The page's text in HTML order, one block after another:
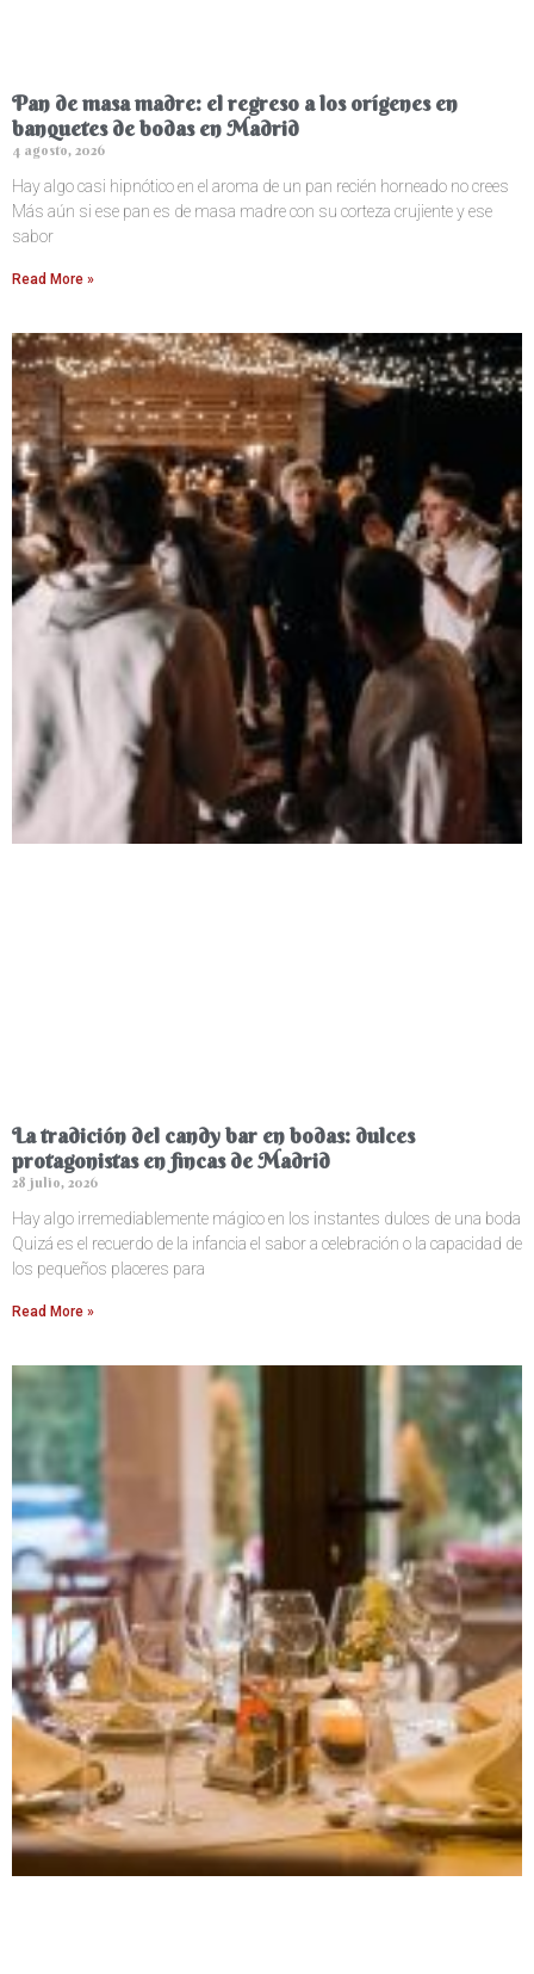
Pan de masa madre: el regreso a los orígenes en
banquetes de bodas en Madrid
4 agosto, 2026
Hay algo casi hipnótico en el aroma de un pan recién horneado no crees
Más aún si ese pan es de masa madre con su corteza crujiente y ese
sabor
Read More »
La tradición del candy bar en bodas: dulces
protagonistas en fincas de Madrid
28 julio, 2026
Hay algo irremediablemente mágico en los instantes dulces de una boda
Quizá es el recuerdo de la infancia el sabor a celebración o la capacidad de
los pequeños placeres para
Read More »